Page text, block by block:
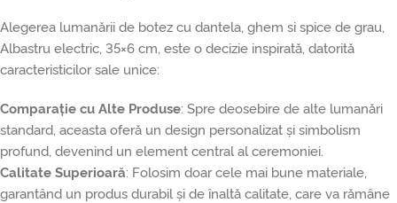
Alegerea lumanării de botez cu dantela, ghem si spice de grau,
Albastru electric, 35×6 cm, este o decizie inspirată, datorită
caracteristicilor sale unice:
Comparație cu Alte Produse: Spre deosebire de alte lumanări
standard, aceasta oferă un design personalizat și simbolism
profund, devenind un element central al ceremoniei.
Calitate Superioară: Folosim doar cele mai bune materiale,
garantând un produs durabil și de înaltă calitate, care va rămâne